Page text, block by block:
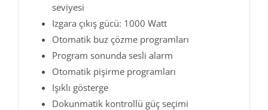
seviyesi
Izgara çıkış gücü: 1000 Watt
Otomatik buz çözme programları
Program sonunda sesli alarm
Otomatik pişirme programları
Işıklı gösterge
Dokunmatik kontrollü güç seçimi